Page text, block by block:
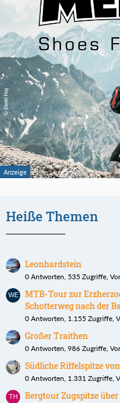
Heiße Themen
Leonhardstein
0 Antworten, 535 Zugriffe,
MTB-Tour zur
Schotterweg nach der
0 Antworten, 1.155 Zugriffe,
Großer Traithen
0 Antworten, 986 Zugriffe,
Südliche Riffelspitze
0 Antworten, 1.331 Zugriffe,
Bergtour Zugspitze